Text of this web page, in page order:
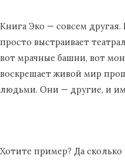
Книга Эко — совсем
просто выстраивает
вот мрачные башни, вот
воскрешает живой мир
людьми. Они — другие, и
Хотите пример? Да сколько